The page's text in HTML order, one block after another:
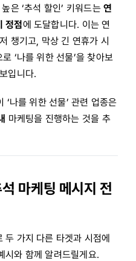
은 ‘추석 할인’ 키워드는연
정점에 도달합니다. 이는 연
챙기고, 막상 긴 연휴가 시
‘나를 위한 선물’을 찾아보
입니다.
‘나를 위한 선물’ 관련 업종은
마케팅을 진행하는 것을 추
마케팅 메시지 전
두 가지 다른 타겟과 시점에
시와 함께 알려드릴게요.